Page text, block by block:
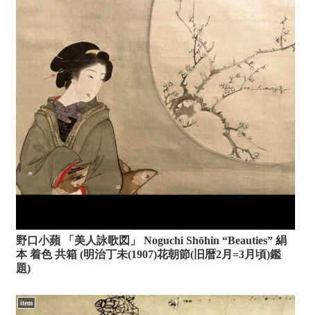
野口小蘋 「美人詠歌図」 Noguchi Shōhin “Beauties” 絹
本 着色 共箱 (明治丁未(1907)花朝節(旧暦2月=3月頃)鑑
題)
item